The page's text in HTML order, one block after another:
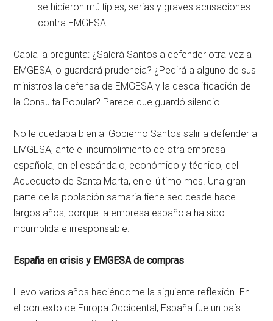
se hicieron múltiples, serias y graves acusaciones
contra EMGESA.
Cabía la pregunta: ¿Saldrá Santos a defender otra vez a
EMGESA, o guardará prudencia? ¿Pedirá a alguno de sus
ministros la defensa de EMGESA y la descalificación de
la Consulta Popular? Parece que guardó silencio.
No le quedaba bien al Gobierno Santos salir a defender a
EMGESA, ante el incumplimiento de otra empresa
española, en el escándalo, económico y técnico, del
Acueducto de Santa Marta, en el último mes. Una gran
parte de la población samaria tiene sed desde hace
largos años, porque la empresa española ha sido
incumplida e irresponsable.
España en crisis y EMGESA de compras
Llevo varios años haciéndome la siguiente reflexión. En
el contexto de Europa Occidental, España fue un país